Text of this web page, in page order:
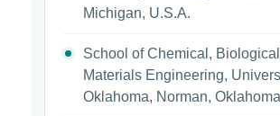
Michigan, U.S.A.
School of Chemical,
Materials Engineering,
Oklahoma, Norman,